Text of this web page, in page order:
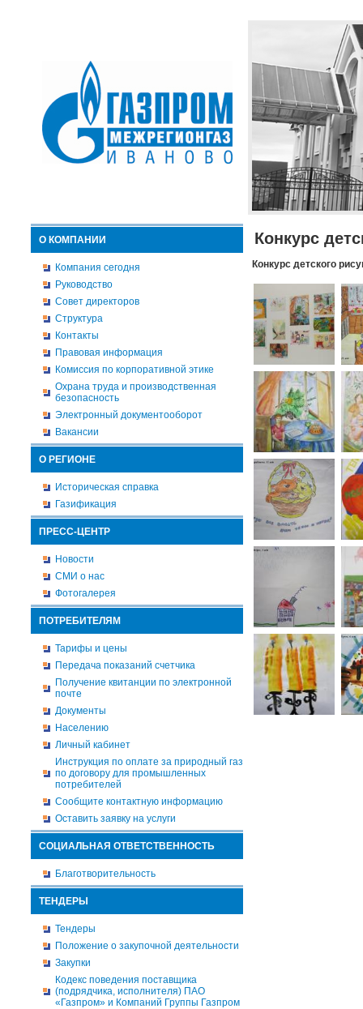
О КОМПАНИИ
Компания сегодня
Руководство
Совет директоров
Структура
Контакты
Правовая информация
Комиссия по корпоративной этике
Охрана труда и производственная
безопасность
Электронный документооборот
Вакансии
О РЕГИОНЕ
Историческая справка
Газификация
ПРЕСС-ЦЕНТР
Новости
СМИ о нас
Фотогалерея
ПОТРЕБИТЕЛЯМ
Тарифы и цены
Передача показаний счетчика
Получение квитанции по электронной
почте
Документы
Населению
Личный кабинет
Инструкция по оплате за природный газ
по договору для промышленных
потребителей
Сообщите контактную информацию
Оставить заявку на услуги
СОЦИАЛЬНАЯ ОТВЕТСТВЕННОСТЬ
Благотворительность
ТЕНДЕРЫ
Тендеры
Положение о закупочной деятельности
Закупки
Кодекс поведения поставщика
(подрядчика, исполнителя) ПАО
«Газпром» и Компаний Группы Газпром
Конкурс
Конкурс детского